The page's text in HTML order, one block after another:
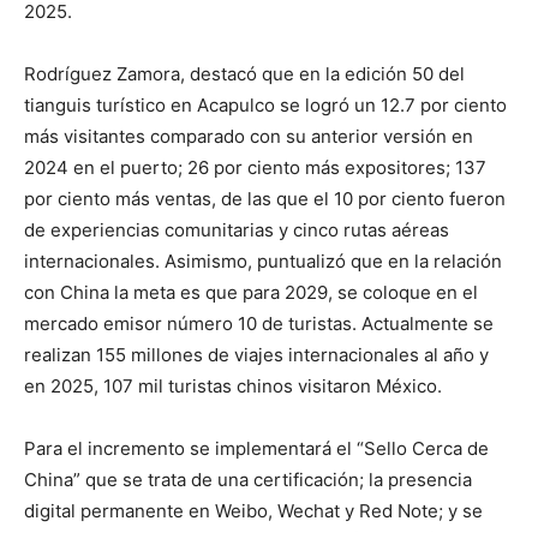
2025.
Rodríguez Zamora, destacó que en la edición 50 del
tianguis turístico en Acapulco se logró un 12.7 por ciento
más visitantes comparado con su anterior versión en
2024 en el puerto; 26 por ciento más expositores; 137
por ciento más ventas, de las que el 10 por ciento fueron
de experiencias comunitarias y cinco rutas aéreas
internacionales. Asimismo, puntualizó que en la relación
con China la meta es que para 2029, se coloque en el
mercado emisor número 10 de turistas. Actualmente se
realizan 155 millones de viajes internacionales al año y
en 2025, 107 mil turistas chinos visitaron México.
Para el incremento se implementará el “Sello Cerca de
China” que se trata de una certificación; la presencia
digital permanente en Weibo, Wechat y Red Note; y se